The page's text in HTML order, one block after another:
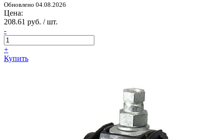
Обновлено 04.08.2026
Цена:
208.61 руб. / шт.
-
+
Купить